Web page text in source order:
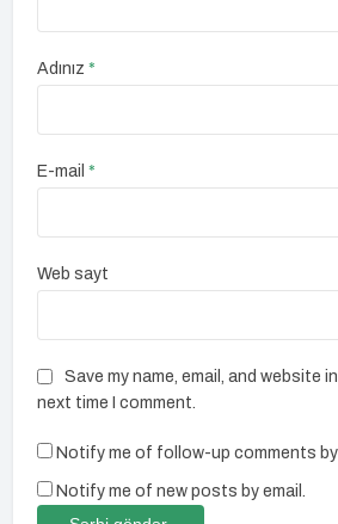
Adınız*
E-mail*
Web sayt
Save my name, email, and website
next time I comment.
Notify me of follow-up comments by
Notify me of new posts by email.